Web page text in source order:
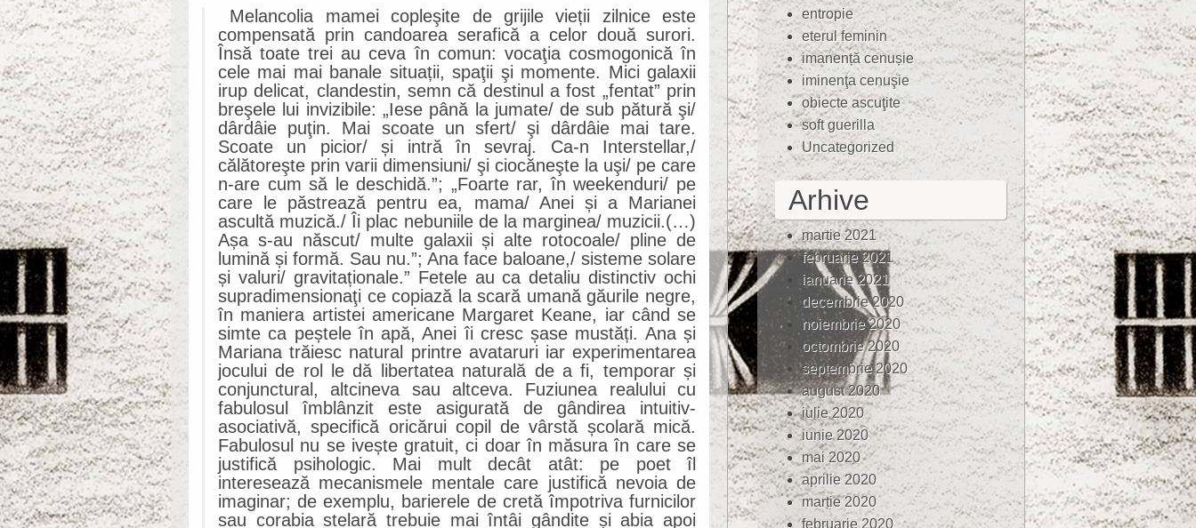
Melancolia mamei copleşite de grijile vieții zilnice este
compensată prin candoarea serafică a celor două surori.
Însă toate trei au ceva în comun: vocaţia cosmogonică în
cele mai mai banale situații, spaţii şi momente. Mici galaxii
irup delicat, clandestin, semn că destinul a fost „fentat” prin
breşele lui invizibile: „Iese până la jumate/ de sub pătură şi/
dârdâie puţin. Mai scoate un sfert/ şi dârdâie mai tare.
Scoate un picior/ și intră în sevraj. Ca-n Interstellar,/
călătoreşte prin varii dimensiuni/ şi ciocăneşte la uşi/ pe care
n-are cum să le deschidă.”; „Foarte rar, în weekenduri/ pe
care le păstrează pentru ea, mama/ Anei și a Marianei
ascultă muzică./ Îi plac nebuniile de la marginea/ muzicii.(…)
Așa s-au născut/ multe galaxii și alte rotocoale/ pline de
lumină și formă. Sau nu.”; Ana face baloane,/ sisteme solare
și valuri/ gravitaționale.” Fetele au ca detaliu distinctiv ochi
supradimensionaţi ce copiază la scară umană găurile negre,
în maniera artistei americane Margaret Keane, iar când se
simte ca peștele în apă, Anei îi cresc șase mustăți. Ana și
Mariana trăiesc natural printre avataruri iar experimentarea
jocului de rol le dă libertatea naturală de a fi, temporar și
conjunctural, altcineva sau altceva. Fuziunea realului cu
fabulosul îmblânzit este asigurată de gândirea intuitiv-
asociativă, specifică oricărui copil de vârstă școlară mică.
Fabulosul nu se ivește gratuit, ci doar în măsura în care se
justifică psihologic. Mai mult decât atât: pe poet îl
interesează mecanismele mentale care justifică nevoia de
imaginar; de exemplu, barierele de cretă împotriva furnicilor
sau corabia stelară trebuie mai întâi gândite și abia apoi
entropie
eterul feminin
imanență cenușie
iminenţa cenuşie
obiecte ascuţite
soft guerilla
Uncategorized
Arhive
martie 2021
februarie 2021
ianuarie 2021
decembrie 2020
noiembrie 2020
octombrie 2020
septembrie 2020
august 2020
iulie 2020
iunie 2020
mai 2020
aprilie 2020
martie 2020
februarie 2020